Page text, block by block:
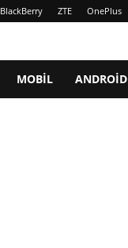
BlackBerry ZTE OnePlus
MOBIL ANDROID